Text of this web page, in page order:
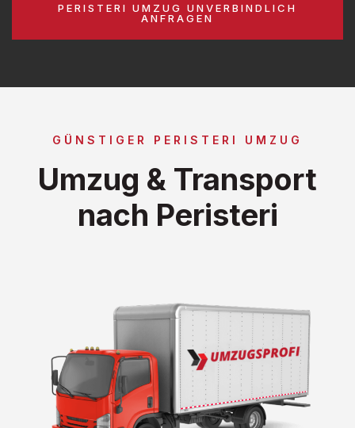
PERISTERI UMZUG UNVERBINDLICH
ANFRAGEN
GÜNSTIGER PERISTERI UMZUG
Umzug & Transport
nach Peristeri